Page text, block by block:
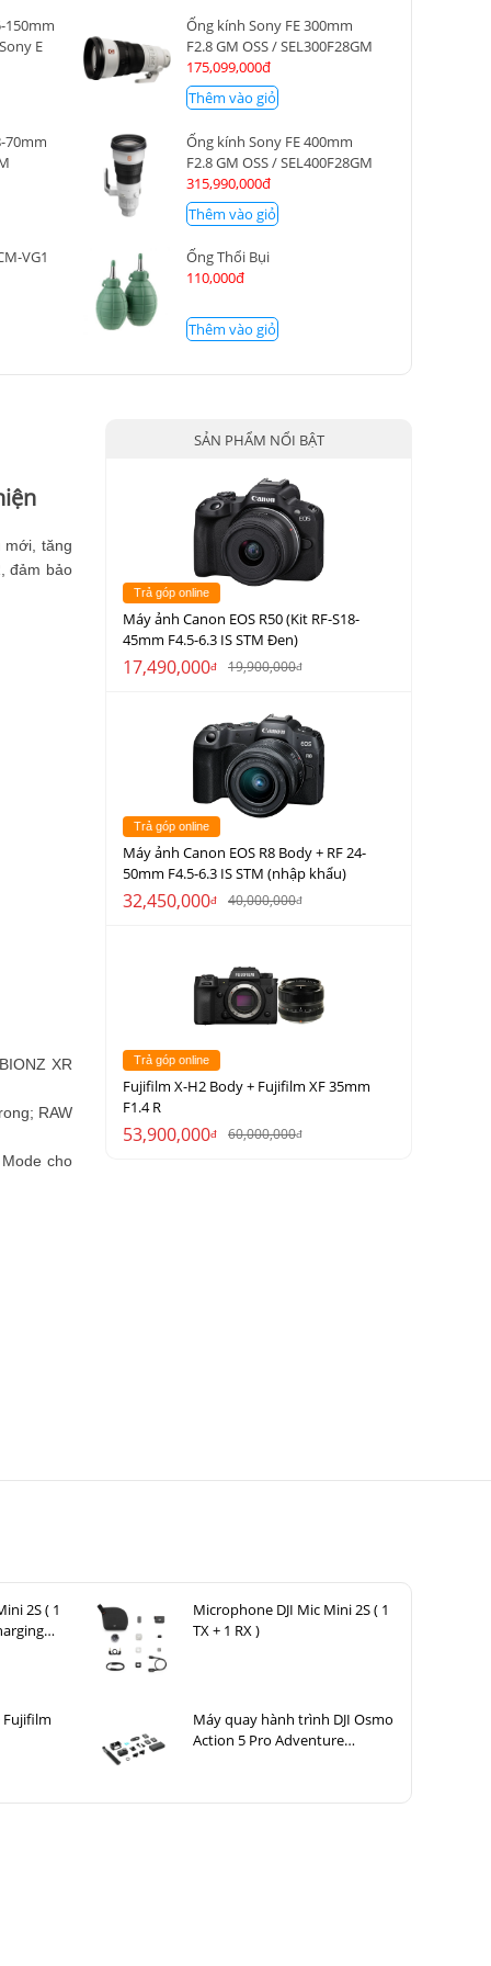
150mm
E
Ống kính Sony FE 300mm
F2.8 GM OSS / SEL300F28GM
175,099,000đ
Thêm vào giỏ
70mm
Ống kính Sony FE 400mm
F2.8 GM OSS / SEL400F28GM
315,990,000đ
Thêm vào giỏ
VG1
Ống Thổi Bụi
110,000đ
Thêm vào giỏ
mới, tăng
đảm bảo
XR
RAW
cho
dành
độ chính
SẢN PHẨM NỔI BẬT
Trả góp online
Máy ảnh Canon EOS R50 (Kit RF-S18-
45mm F4.5-6.3 IS STM Đen)
17,490,000đ 19,900,000đ
Trả góp online
Máy ảnh Canon EOS R8 Body + RF 24-
50mm F4.5-6.3 IS STM (nhập khẩu)
32,450,000đ 40,000,000đ
Trả góp online
Fujifilm X-H2 Body + Fujifilm XF 35mm
F1.4 R
53,900,000đ 60,000,000đ
2S ( 1
Microphone DJI Mic Mini 2S ( 1
TX + 1 RX )
Fujifilm
Máy quay hành trình DJI Osmo
Action 5 Pro Adventure